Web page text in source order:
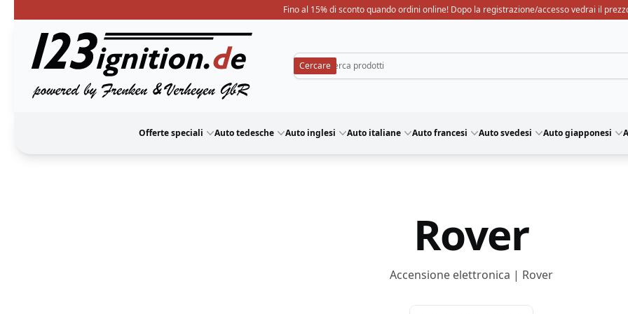
Fino al 15% di sconto quando ordini online! Dopo la registrazione/accesso vedrai il
123ignition
Offerte speciali Auto tedesche Auto inglesi Auto italiane Auto francesi Auto svedesi Auto giapponesi
Rover
Accensione elettronica | Rover